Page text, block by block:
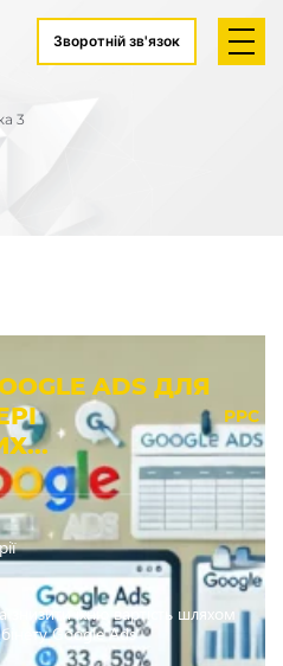
Зворотній зв'язок
3
ADS ДЛЯ
PPC
знизити їхню вартість шляхом
Google Ads